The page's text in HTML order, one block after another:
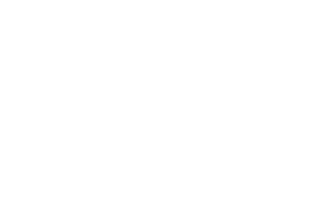
om delicate
Omdat zacht water glascorrosie